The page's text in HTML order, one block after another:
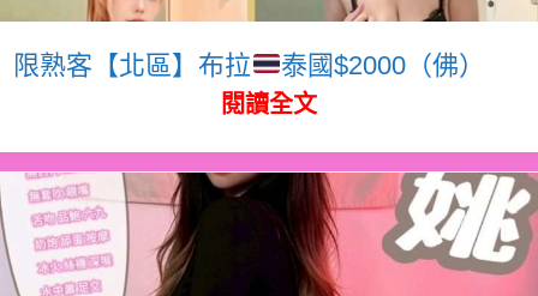
限熟客【北區】布拉 泰國$2000（佛）
閱讀全文